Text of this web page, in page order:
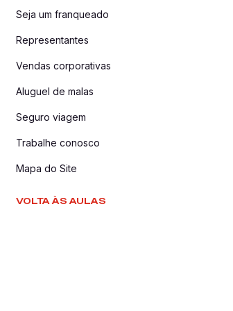
Seja um franqueado
Representantes
Vendas corporativas
Aluguel de malas
Seguro viagem
Trabalhe conosco
Mapa do Site
VOLTA ÀS AULAS